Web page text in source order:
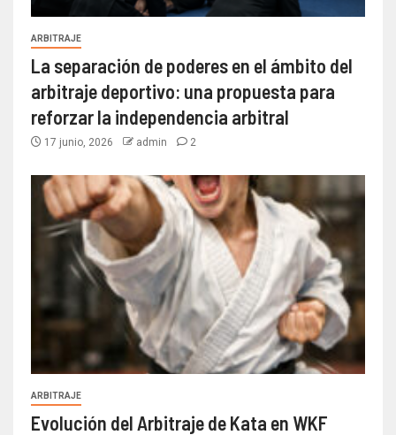
ARBITRAJE
La separación de poderes en el ámbito del
arbitraje deportivo: una propuesta para
reforzar la independencia arbitral
17 junio, 2026 admin 2
ARBITRAJE
Evolución del Arbitraje de Kata en WKF